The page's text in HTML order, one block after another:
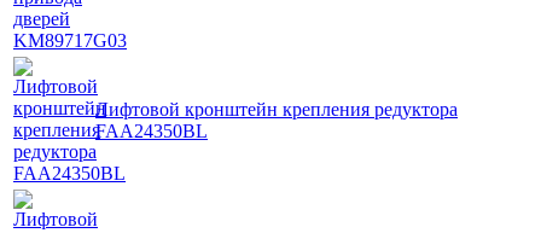
Лифтовой кронштейн крепления редуктора
FAA24350BL